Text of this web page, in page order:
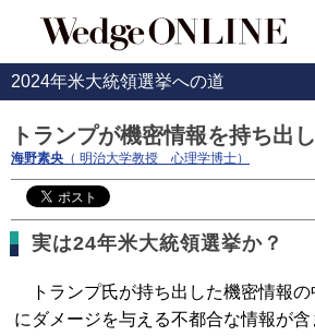
2024年米大統領選挙への道
トランプが機密情報を持ち出
海野素央 （ 明治大学教授 心理学博士）
実は24年米大統領選挙か？
トランプ氏が持ち出した機密情報の
にダメージを与える不都合な情報が